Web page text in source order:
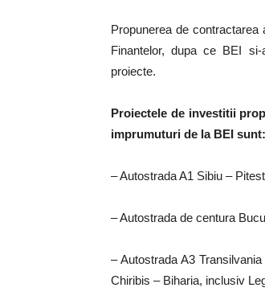
Propunerea de
Finantelor, dupa ce BEI
proiecte.
Proiectele de investitii
imprumuturi de la BEI sunt:
– Autostrada A1 Sibiu –
– Autostrada de centura
– Autostrada A3
Chiribis – Biharia, inclusiv